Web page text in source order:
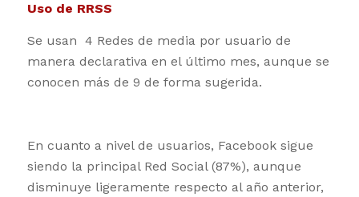
Uso de RRSS
Se usan 4 Redes de media por usuario de
manera declarativa en el último mes, aunque se
conocen más de 9 de forma sugerida.
En cuanto a nivel de usuarios, Facebook sigue
siendo la principal Red Social (87%), aunque
disminuye ligeramente respecto al año anterior,